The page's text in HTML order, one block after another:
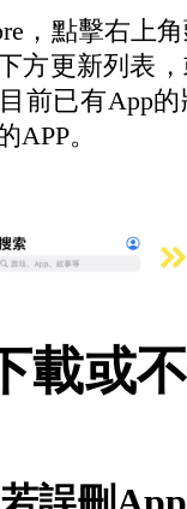
，點擊右上
方更新列表
前已有App
APP。
載或